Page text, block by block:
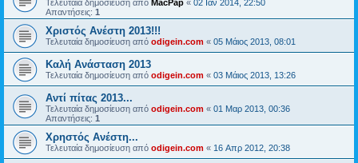
Τελευταία δημοσίευση από MacPap « 02 Ιαν 2014, 22:50
Απαντήσεις: 1
Χριστός Ανέστη 2013!!!
Τελευταία δημοσίευση από odigein.com « 05 Μάιος 2013, 08:01
Καλή Ανάσταση 2013
Τελευταία δημοσίευση από odigein.com « 03 Μάιος 2013, 13:26
Αντί πίτας 2013...
Τελευταία δημοσίευση από odigein.com « 01 Μαρ 2013, 00:36
Απαντήσεις: 1
Χρηστός Ανέστη...
Τελευταία δημοσίευση από odigein.com « 16 Απρ 2012, 20:38